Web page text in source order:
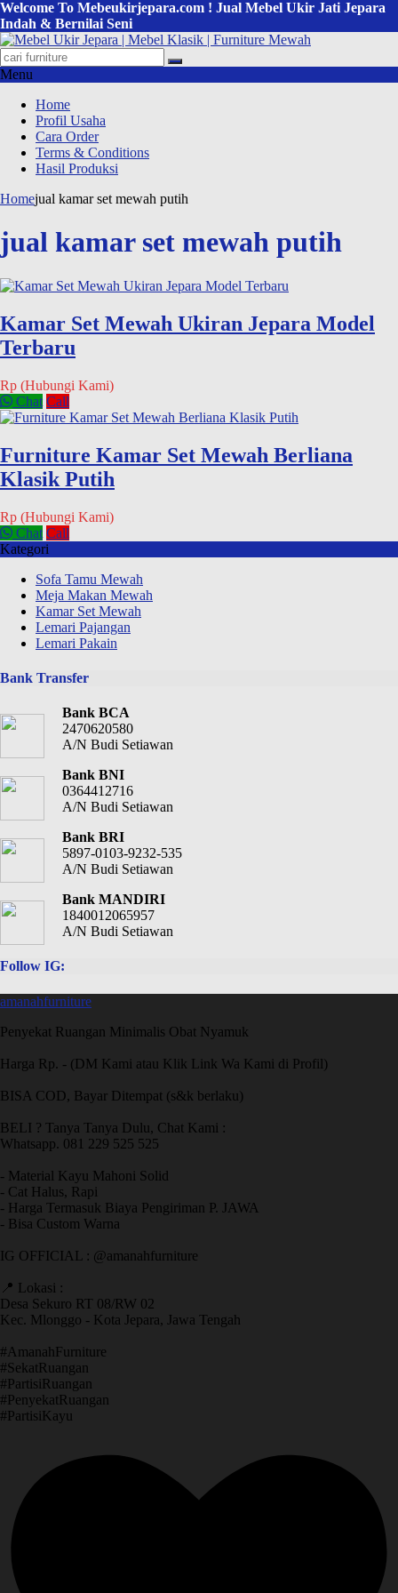
Welcome To Mebeukirjepara.com ! Jual Mebel Ukir Jati Jepara
Indah & Bernilai Seni
Menu
Home
Profil Usaha
Cara Order
Terms & Conditions
Hasil Produksi
Homejual kamar set mewah putih
jual kamar set mewah putih
Kamar Set Mewah Ukiran Jepara Model
Terbaru
Rp (Hubungi Kami)
Chat Call
Furniture Kamar Set Mewah Berliana
Klasik Putih
Rp (Hubungi Kami)
Chat Call
Kategori
Sofa Tamu Mewah
Meja Makan Mewah
Kamar Set Mewah
Lemari Pajangan
Lemari Pakain
Bank Transfer
Bank BCA
2470620580
A/N Budi Setiawan
Bank BNI
0364412716
A/N Budi Setiawan
Bank BRI
5897-0103-9232-535
A/N Budi Setiawan
Bank MANDIRI
1840012065957
A/N Budi Setiawan
Follow IG:
amanahfurniture
Penyekat Ruangan Minimalis Obat Nyamuk
Harga Rp. - (DM Kami atau Klik Link Wa Kami di Profil)
BISA COD, Bayar Ditempat (s&k berlaku)
BELI ? Tanya Tanya Dulu, Chat Kami :
Whatsapp. 081 229 525 525
- Material Kayu Mahoni Solid
- Cat Halus, Rapi
- Harga Termasuk Biaya Pengiriman P. JAWA
- Bisa Custom Warna
IG OFFICIAL : @amanahfurniture
📍 Lokasi :
Desa Sekuro RT 08/RW 02
Kec. Mlonggo - Kota Jepara, Jawa Tengah
​#AmanahFurniture
​#SekatRuangan
​#PartisiRuangan
​#PenyekatRuangan
​#PartisiKayu